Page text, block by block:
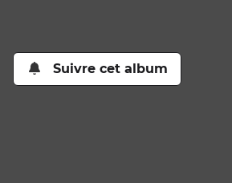
Suivre cet album